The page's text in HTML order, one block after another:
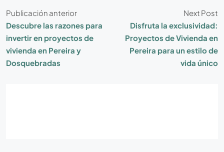
Publicación anterior
Descubre las razones para
invertir en proyectos de
vivienda en Pereira y
Dosquebradas
Next Post
Disfruta la exclusividad:
Proyectos de Vivienda en
Pereira para un estilo de
vida único